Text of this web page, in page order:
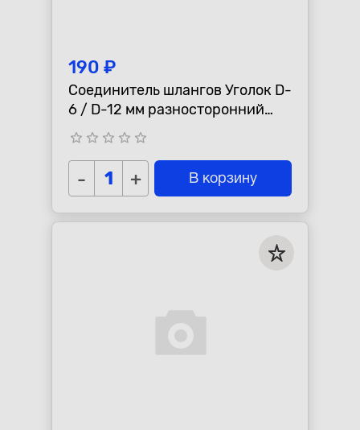
190 ₽
Соединитель шлангов Уголок D-
6 / D-12 мм разносторонний
AUTO-GUR WS612
star_border star_border star_border star_border star_border
- + В корзину